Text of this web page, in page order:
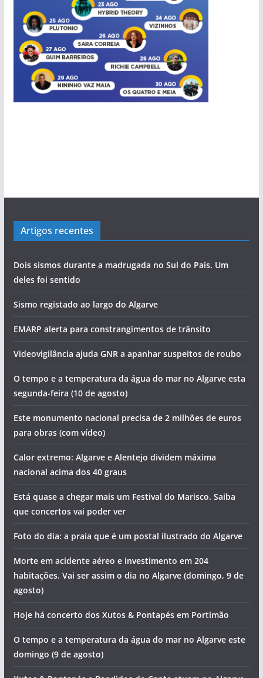
Artigos recentes
Dois sismos durante a madrugada no Sul do País. Um
deles foi sentido
Sismo registado ao largo do Algarve
EMARP alerta para constrangimentos de trânsito
Videovigilância ajuda GNR a apanhar suspeitos de roubo
O tempo e a temperatura da água do mar no Algarve esta
segunda-feira (10 de agosto)
Este monumento nacional precisa de 2 milhões de euros
para obras (com vídeo)
Calor extremo: Algarve e Alentejo dividem máxima
nacional acima dos 40 graus
Está quase a chegar mais um Festival do Marisco. Saiba
que concertos vai poder ver
Foto do dia: a praia que é um postal ilustrado do Algarve
Morte em acidente aéreo e investimento em 204
habitações. Vai ser assim o dia no Algarve (domingo, 9 de
agosto)
Hoje há concerto dos Xutos & Pontapés em Portimão
O tempo e a temperatura da água do mar no Algarve este
domingo (9 de agosto)